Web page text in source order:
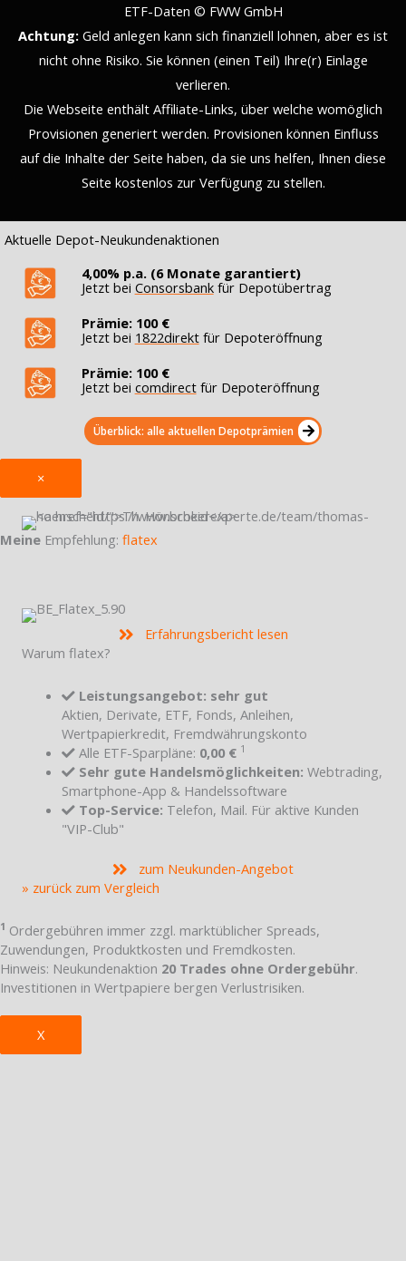
ETF-Daten © FWW GmbH
Achtung: Geld anlegen kann sich finanziell lohnen, aber es ist
nicht ohne Risiko. Sie können (einen Teil) Ihre(r) Einlage
verlieren.
Die Webseite enthält Affiliate-Links, über welche womöglich
Provisionen generiert werden. Provisionen können Einfluss
auf die Inhalte der Seite haben, da sie uns helfen, Ihnen diese
Seite kostenlos zur Verfügung zu stellen.
Aktuelle Depot-Neukundenaktionen
4,00% p.a. (6 Monate garantiert)
Jetzt bei Consorsbankfür Depotübertrag
Prämie: 100 €
Jetzt bei 1822direktfür Depoteröffnung
Prämie: 100 €
Jetzt bei comdirectfür Depoteröffnung
Überblick: alle aktuellen Depotprämien
×
Meine Empfehlung: flatex
Erfahrungsbericht lesen
Warum flatex?
Leistungsangebot: sehr gut
Aktien, Derivate, ETF, Fonds, Anleihen,
Wertpapierkredit, Fremdwährungskonto
Alle ETF-Sparpläne: 0,00 € 1
Sehr gute Handelsmöglichkeiten: Webtrading,
Smartphone-App & Handelssoftware
Top-Service: Telefon, Mail. Für aktive Kunden
"VIP-Club"
zum Neukunden-Angebot
» zurück zum Vergleich
1 Ordergebühren immer zzgl. marktüblicher Spreads,
Zuwendungen, Produktkosten und Fremdkosten.
Hinweis: Neukundenaktion 20 Trades ohne Ordergebühr.
Investitionen in Wertpapiere bergen Verlustrisiken.
X